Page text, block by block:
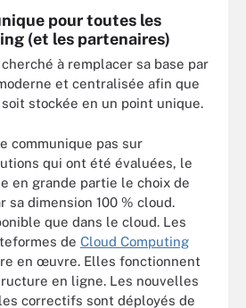
pour toutes les
(et les partenaires)
à remplacer sa base par
et centralisée afin que
stockée en un point unique.
communique pas sur
qui ont été évaluées, le
en grande partie le choix de
sa dimension 100 % cloud.
que dans le cloud. Les
de Cloud Computing
en œuvre. Elles fonctionnent
en ligne. Les nouvelles
correctifs sont déployés de